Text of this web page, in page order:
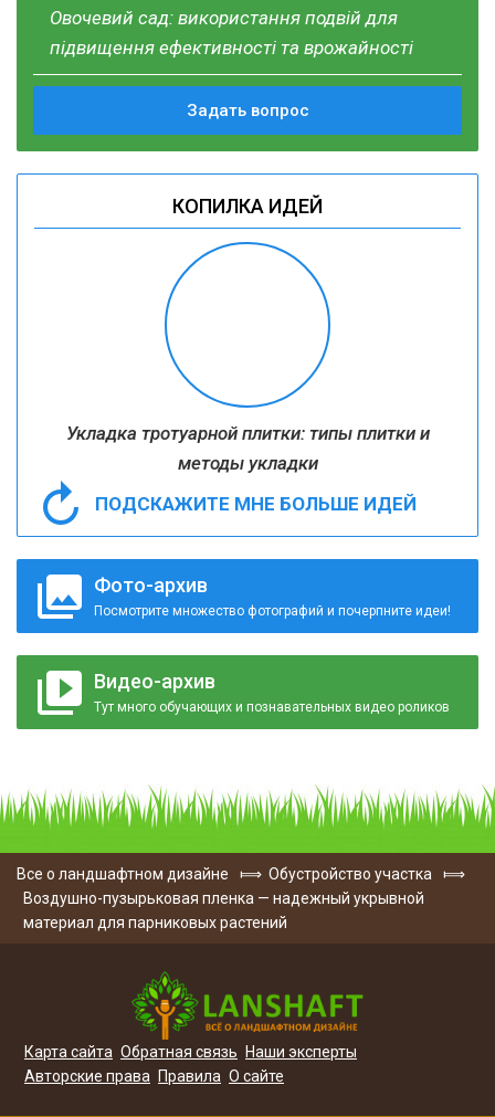
Овочевий сад: використання подвій для
підвищення ефективності та врожайності
Задать вопрос
КОПИЛКА ИДЕЙ
Укладка тротуарной плитки: типы плитки и
методы укладки
ПОДСКАЖИТЕ МНЕ БОЛЬШЕ ИДЕЙ
Фото-архив
Посмотрите множество фотографий и почерпните идеи!
Видео-архив
Тут много обучающих и познавательных видео роликов
Все о ландшафтном дизайне ⟾ Обустройство участка
⟾
Воздушно-пузырьковая пленка — надежный укрывной
материал для парниковых растений
Карта сайта Обратная связь
Наши эксперты
Авторские права
Правила О сайте